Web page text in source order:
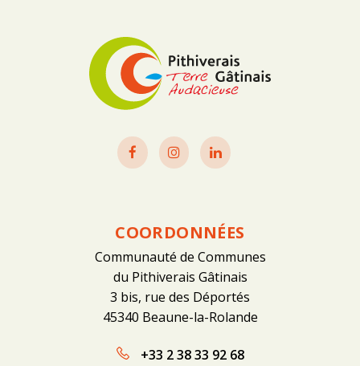
Lien
vers
Facebook
Lien
vers
Instagram
Lien
vers
Linkedin
COORDONNÉES
Communauté de Communes
du Pithiverais Gâtinais
3 bis, rue des Déportés
45340 Beaune-la-Rolande
+33 2 38 33 92 68